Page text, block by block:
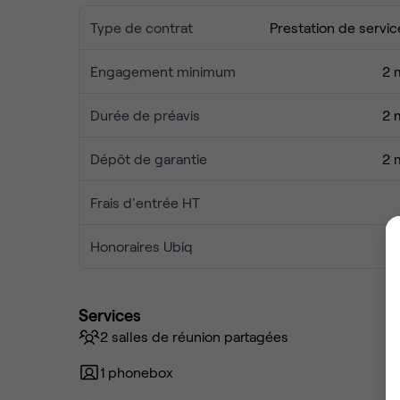
Type de contrat Prestation de
Engagement minimum 2
Durée de préavis 2
Dépôt de garantie 2
Frais d'entrée HT
Honoraires Ubiq
Services
2 salles de réunion partagées
1 phonebox